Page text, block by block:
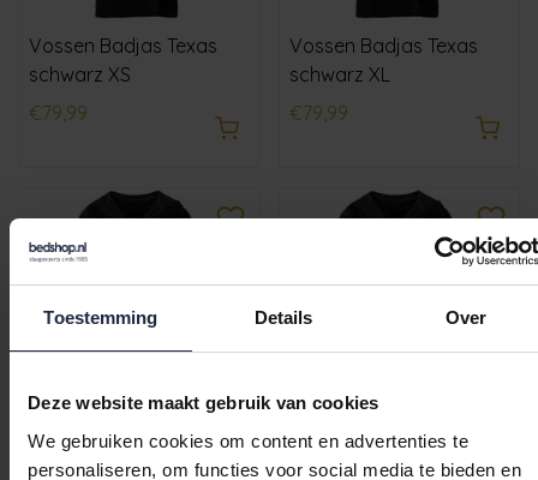
Toestemming Details Over
Deze website maakt gebruik van cookies
We gebruiken cookies om content en advertenties te
personaliseren, om functies voor social media te bieden en
Vossen Badjas Texas
schwarz XS
€79,99
Vossen Badjas Texas
schwarz XL
€79,99
Vossen Badjas Texas
Vossen Badjas Texas